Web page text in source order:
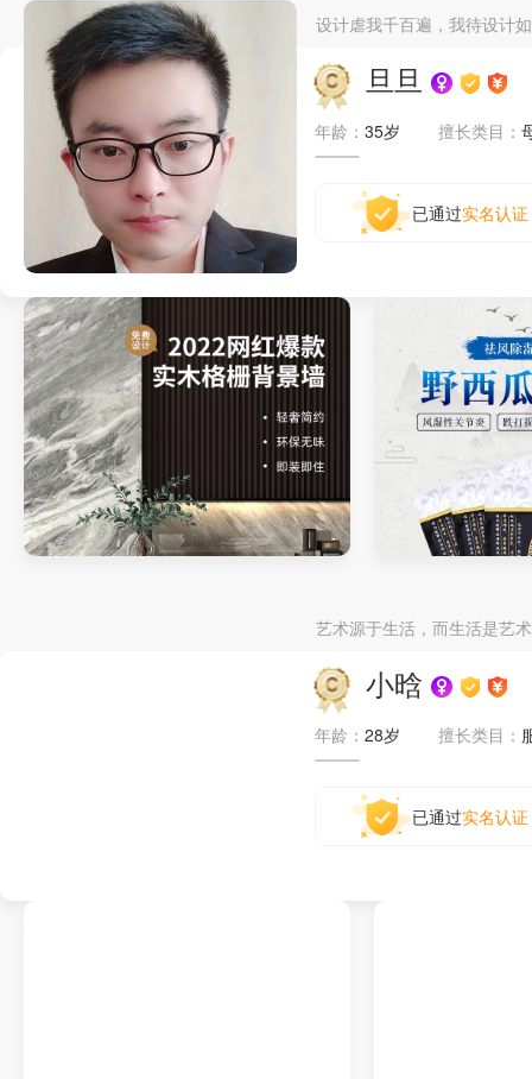
设计虐我千百遍，我待设计
旦旦
年龄： 35岁 擅长类目：
已通过实名认证
艺术源于生活，而生活是艺
小晗
年龄： 28岁 擅长类目：
已通过实名认证